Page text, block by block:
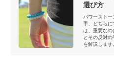
選び方
パワースト
手、どちらに
は、重要なの
とその反対
を解説します